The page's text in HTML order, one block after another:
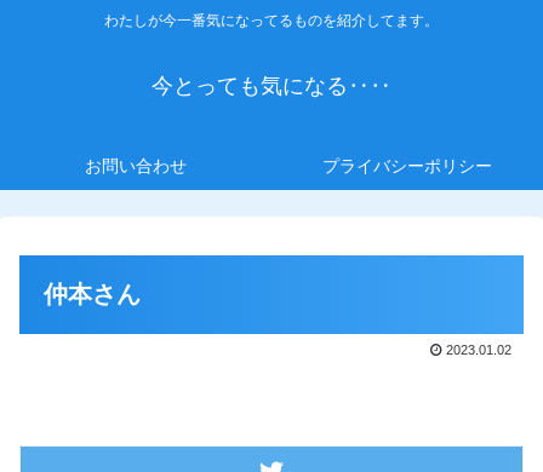
わたしが今一番気になってるものを紹介してます。
今とっても気になる‥‥
お問い合わせ プライバシーポリシー
仲本さん
2023.01.02